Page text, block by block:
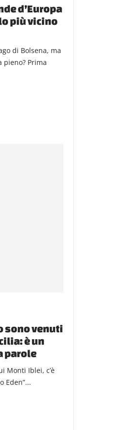
d’Europa
più vicino
di Bolsena, ma
pieno? Prima
sono venuti
è un
parole
Monti Iblei, c’è
Eden”...